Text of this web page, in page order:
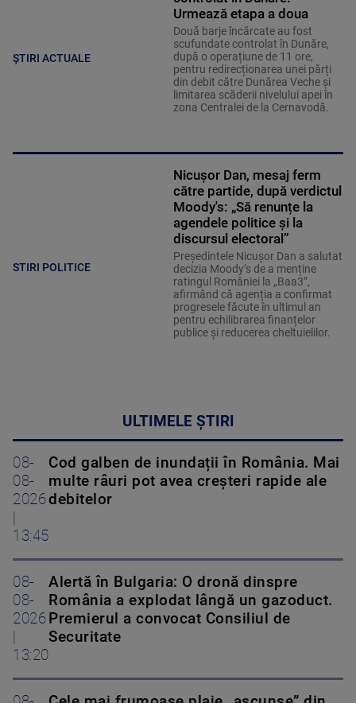
ȘTIRI ACTUALE
Urmează etapa a doua
Două barje încărcate au fost
scufundate controlat în Dunăre,
după o operațiune de 11 ore,
pentru redirecționarea unei părți
din debit către Dunărea Veche și
limitarea scăderii nivelului apei în
zona Centralei de la Cernavodă.
STIRI POLITICE
Nicușor Dan, mesaj ferm
către partide, după verdictul
Moody's: „Să renunțe la
agendele politice şi la
discursul electoral”
Președintele Nicușor Dan a salutat
decizia Moody’s de a menține
ratingul României la „Baa3”,
afirmând că agenția a confirmat
progresele făcute în ultimul an
pentru echilibrarea finanțelor
publice și reducerea cheltuielilor.
ULTIMELE ȘTIRI
08-
08-
2026
13:45
Cod galben de inundații în România. Mai
multe râuri pot avea creșteri rapide ale
debitelor
08-
08-
2026
13:20
Alertă în Bulgaria: O dronă dinspre
România a explodat lângă un gazoduct.
Premierul a convocat Consiliul de
Securitate